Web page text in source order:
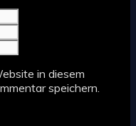
in diesem
speichern.